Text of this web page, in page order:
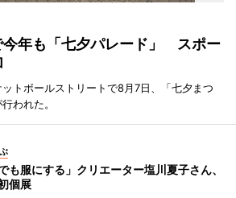
今年も「七夕パレード」 スポー
トボールストリートで8月7日、「七夕まつ
われた。
も服にする」クリエーター塩川夏子さん、
個展